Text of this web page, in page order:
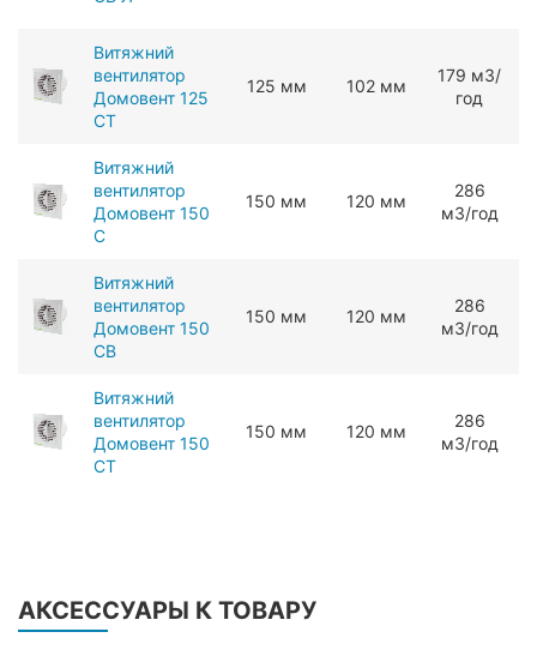
Витяжний
вентилятор
Домовент 125
СТ
125 мм 102 мм
179 мЗ/
год
Витяжний
вентилятор
Домовент 150
С
150 мм 120 мм
286
мЗ/год
Витяжний
вентилятор
Домовент 150
СВ
150 мм 120 мм
286
мЗ/год
Витяжний
вентилятор
Домовент 150
СТ
150 мм 120 мм
286
мЗ/год
АКСЕССУАРЫ К ТОВАРУ